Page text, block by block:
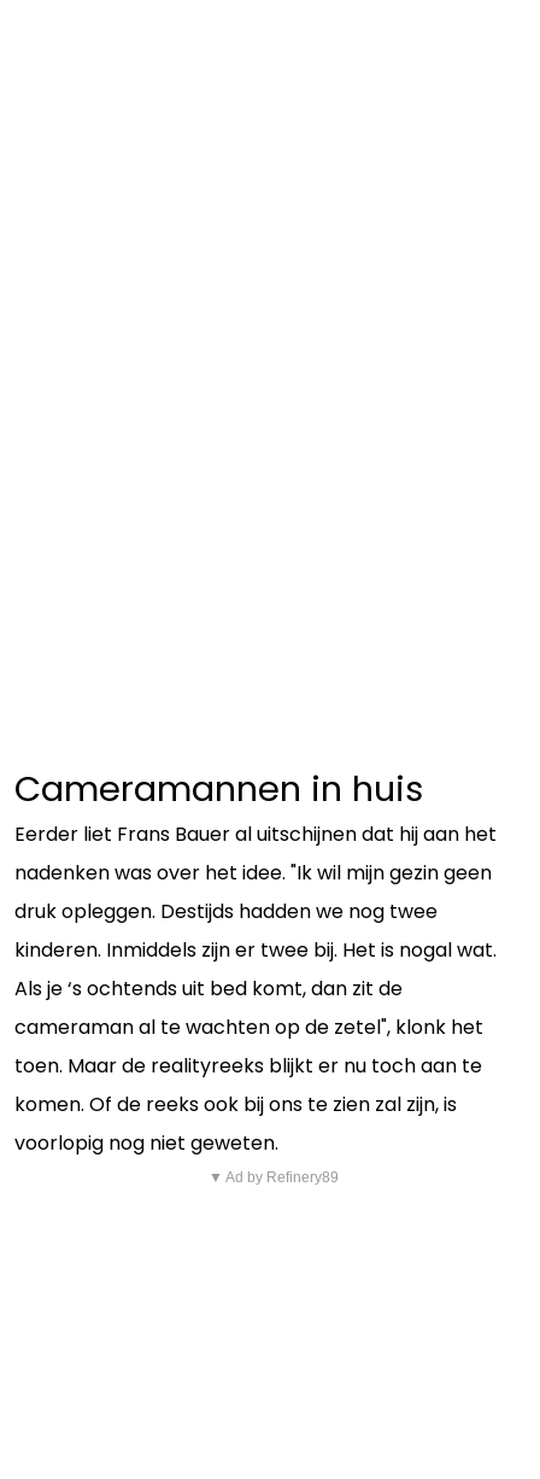
Cameramannen in huis
Eerder liet Frans Bauer al uitschijnen dat hij aan het
nadenken was over het idee. "Ik wil mijn gezin geen
druk opleggen. Destijds hadden we nog twee
kinderen. Inmiddels zijn er twee bij. Het is nogal wat.
Als je ‘s ochtends uit bed komt, dan zit de
cameraman al te wachten op de zetel", klonk het
toen. Maar de realityreeks blijkt er nu toch aan te
komen. Of de reeks ook bij ons te zien zal zijn, is
voorlopig nog niet geweten.
▼ Ad by Refinery89